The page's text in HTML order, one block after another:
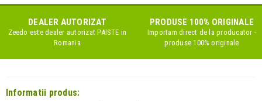
DEALER AUTORIZAT
Zeedo este dealer autorizatPAISTE in
Romania
PRODUSE 100% ORIGINALE
Importam direct de la producator -
produse 100% originale
Informatii produs: